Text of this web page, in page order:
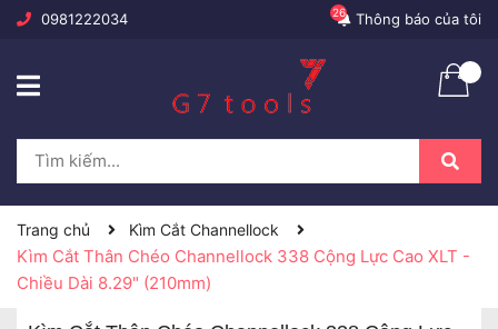
0981222034 Thông báo của tôi
26
Trang chủ Kìm Cắt Channellock
Kìm Cắt Thân Chéo Channellock 338 Cộng Lực Cao XLT -
Chiều Dài 8.29" (210mm)